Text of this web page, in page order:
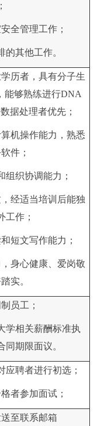
全管理工作；
的其他工作。
历者，具有分子生
能够熟练进行DNA
据处理者优先；
机操作能力，熟悉
件；
组织协调能力；
经适当培训后能独
工作；
短文写作能力；
身心健康、爱岗敬
实。
员工；
学相关薪酬标准执
同期限面议。
应聘者进行初选；
者参加面试；
至联系邮箱